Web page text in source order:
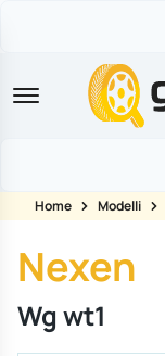
Home Modelli
Nexen
Wg wt1